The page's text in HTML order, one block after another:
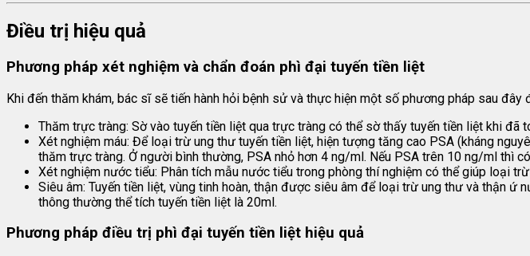
Điều trị hiệu quả
Phương pháp xét nghiệm và chẩn đoán phì đại tuyến tiền liệt
Khi đến thăm khám, bác sĩ sẽ tiến hành hỏi bệnh sử và thực hiện một số phương pháp sau đây
Thăm trực tràng: Sờ vào tuyến tiền liệt qua trực tràng có thể sờ thấy tuyến tiền liệt khi đã
Xét nghiệm máu: Để loại trừ ung thư tuyến tiền liệt, hiện tượng tăng cao PSA (kháng
thăm trực tràng. Ở người bình thường, PSA nhỏ hơn 4 ng/ml. Nếu PSA trên 10 ng/ml thì
Xét nghiệm nước tiểu: Phân tích mẫu nước tiểu trong phòng thí nghiệm có thể giúp loại
Siêu âm: Tuyến tiền liệt, vùng tinh hoàn, thận được siêu âm để loại trừ ung thư và thận
thông thường thể tích tuyến tiền liệt là 20ml.
Phương pháp điều trị phì đại tuyến tiền liệt hiệu quả